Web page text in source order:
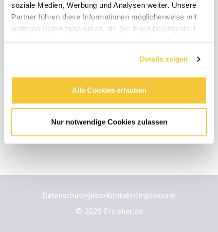
soziale Medien, Werbung und Analysen weiter. Unsere
Partner führen diese Informationen möglicherweise mit
weiteren Daten zusammen, die Sie ihnen bereitgestellt
Details zeigen
Alle Cookies erlauben
Nur notwendige Cookies zulassen
0 Stellenangebote
Datenschutz•Jobs•Kontakt•Impressum
© 2026 Erzieher.de